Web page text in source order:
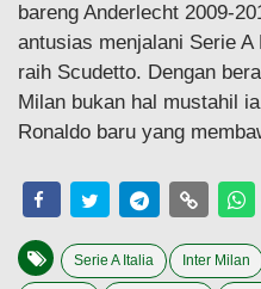
bareng Anderlecht 2009-
antusias menjalani Serie
raih Scudetto. Dengan
Milan bukan hal mustahil
Ronaldo baru yang
Serie A Italia Inter Milan